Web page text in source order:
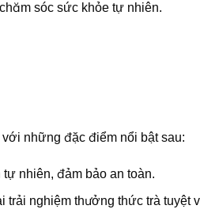
sóc sức khỏe tự nhiên.
với những đặc điểm nổi bật sau:
nhiên, đảm bảo an toàn.
nghiệm thưởng thức trà tuyệt